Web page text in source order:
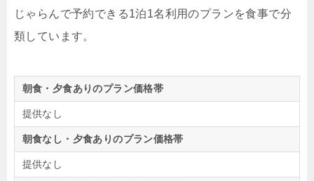
じゃらんで予約できる1泊1名利用のプランを食事で分
類しています。
朝食・夕食ありのプラン価格帯
提供なし
朝食なし・夕食ありのプラン価格帯
提供なし